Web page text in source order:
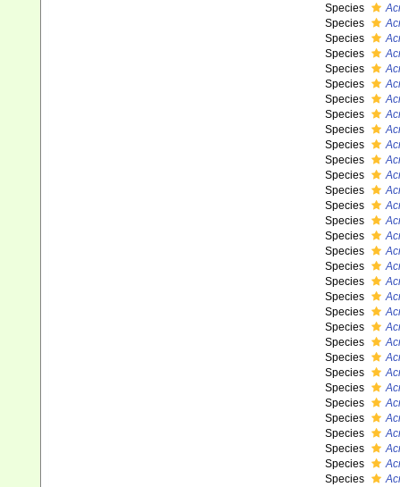
Species
Species
Species
Species
Species
Species
Species
Species
Species
Species
Species
Species
Species
Species
Species
Species
Species
Species
Species
Species
Species
Species
Species
Species
Species
Species
Species
Species
Species
Species
Species
Species